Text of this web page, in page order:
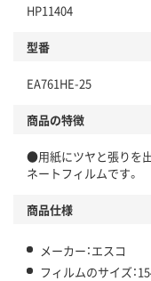
HP11404
型番
EA761HE-25
商品の特徴
●用紙にツヤと張りを
ネートフィルムです。
商品仕様
メーカー：エスコ
フィルムのサイズ：